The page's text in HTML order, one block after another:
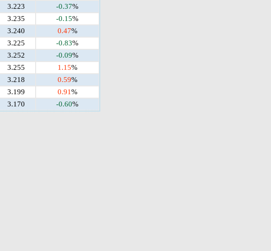
3.223 -0.37%
3.235 -0.15%
3.240 0.47%
3.225 -0.83%
3.252 -0.09%
3.255 1.15%
3.218 0.59%
3.199 0.91%
3.170 -0.60%